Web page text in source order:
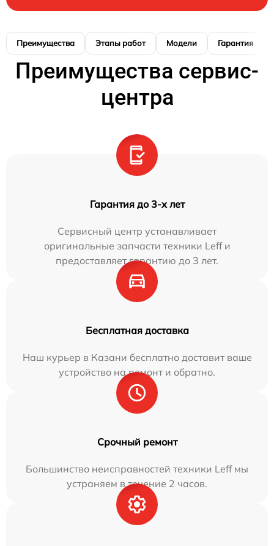
Преимущества Этапы работ Модели Гарантия
Преимущества сервис-
центра
Гарантия до 3-х лет
Сервисный центр устанавливает
оригинальные запчасти техники Leff и
предоставляет гарантию до 3 лет.
Бесплатная доставка
Наш курьер в Казани бесплатно доставит ваше
устройство на ремонт и обратно.
Срочный ремонт
Большинство неисправностей техники Leff мы
устраняем в течение 2 часов.